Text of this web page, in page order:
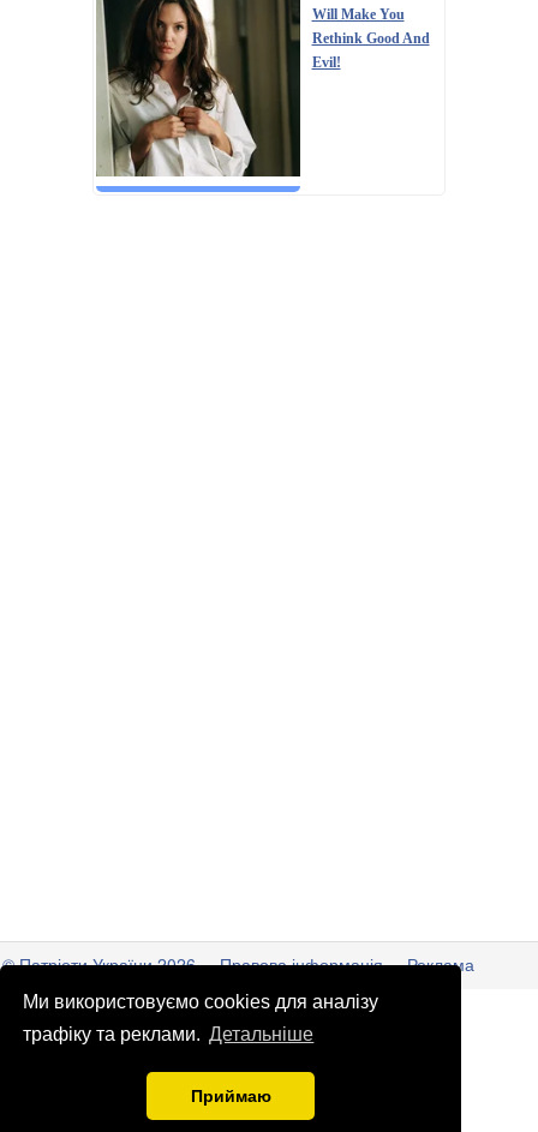
Ми використовуємо cookies для аналізу
трафіку та реклами. Детальніше
Приймаю
Will Make You
Rethink Good And
Evil!
© Патріоти України 2026 Правова інформація
Реклама
info@patrioty.org.ua